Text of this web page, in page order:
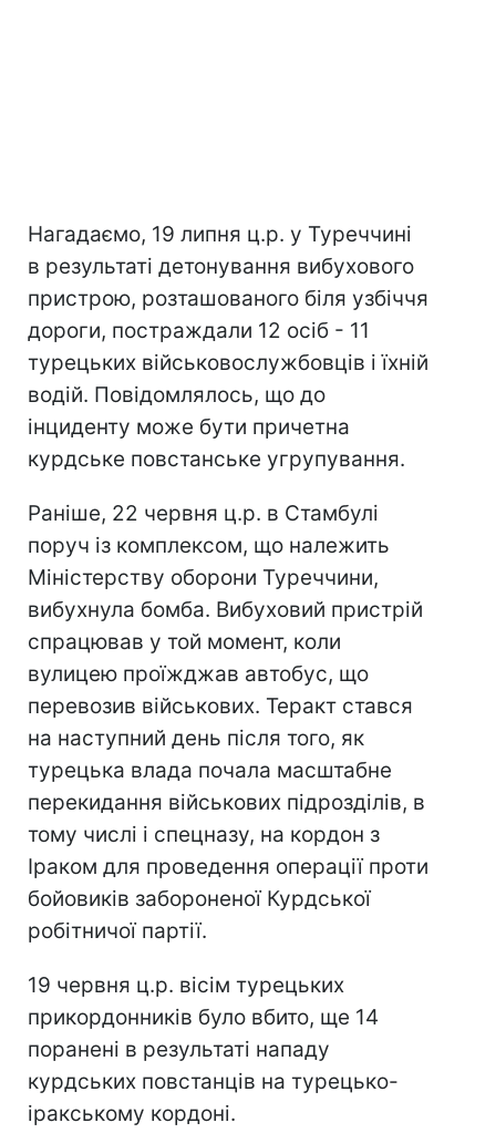
Нагадаємо, 19 липня ц.р. у Туреччині
в результаті детонування вибухового
пристрою, розташованого біля узбіччя
дороги, постраждали 12 осіб - 11
турецьких військовослужбовців і їхній
водій. Повідомлялось, що до
інциденту може бути причетна
курдське повстанське угрупування.
Раніше, 22 червня ц.р. в Стамбулі
поруч із комплексом, що належить
Міністерству оборони Туреччини,
вибухнула бомба. Вибуховий пристрій
спрацював у той момент, коли
вулицею проїжджав автобус, що
перевозив військових. Теракт стався
на наступний день після того, як
турецька влада почала масштабне
перекидання військових підрозділів, в
тому числі і спецназу, на кордон з
Іраком для проведення операції проти
бойовиків забороненої Курдської
робітничої партії.
19 червня ц.р. вісім турецьких
прикордонників було вбито, ще 14
поранені в результаті нападу
курдських повстанців на турецько-
іракському кордоні.